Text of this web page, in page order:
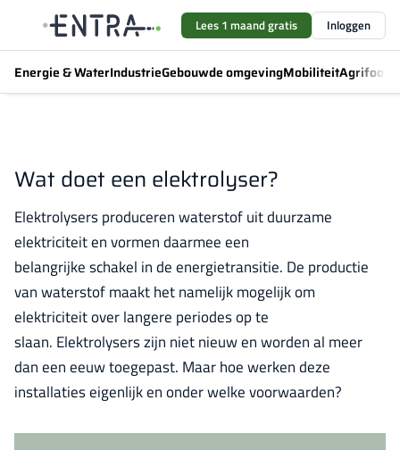
Lees 1 maand gratis Inloggen
Energie & WaterIndustrieGebouwde omgevingMobiliteitAgrifood
Wat doet een elektrolyser?
Elektrolysers produceren waterstof uit duurzame
elektriciteit en vormen daarmee een
belangrijke schakel in de energietransitie. De productie
van waterstof maakt het namelijk mogelijk om
elektriciteit over langere periodes op te
slaan. Elektrolysers zijn niet nieuw en worden al meer
dan een eeuw toegepast. Maar hoe werken deze
installaties eigenlijk en onder welke voorwaarden?